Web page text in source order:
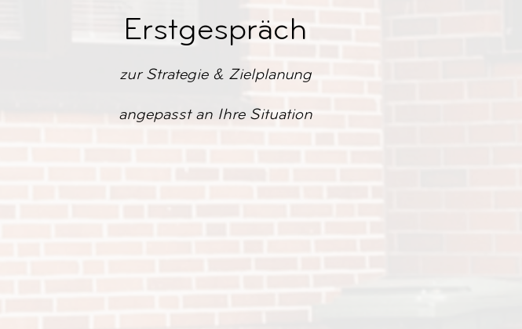
Erstgespräch
zur Strategie & Zielplanung
angepasst an Ihre Situation